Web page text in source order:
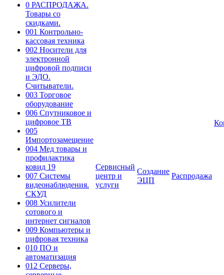
0 РАСПРОДАЖА.
Товары со
скидками.
001 Контрольно-
кассовая техника
002 Носители для
электронной
цифровой подписи
и ЭДО.
Считыватели.
003 Торговое
оборудование
006 Спутниковое и
цифровое ТВ
005
Импортозамещение
004 Мед товары и
профилактика
ковид 19
007 Системы
видеонаблюдения.
СКУД
008 Усилители
сотового и
интернет сигналов
009 Компьютеры и
цифровая техника
010 ПО и
автоматизация
012 Серверы,
Сервисный
центр и
услуги
Создание
ЭЦП
Распродажа